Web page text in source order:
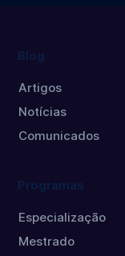
Blog
Artigos
Notícias
Comunicados
Programas
Especialização
Mestrado